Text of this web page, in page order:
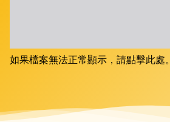
如果檔案無法正常顯示，請點擊此處。